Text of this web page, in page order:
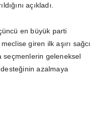
açıkladı.
en büyük parti
giren ilk aşırı sağcı
seçmenlerin geleneksel
azalmaya